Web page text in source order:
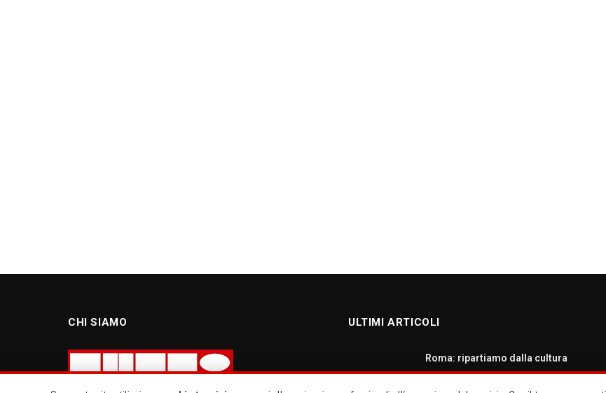
CHI SIAMO ULTIMI ARTICOLI
Roma: ripartiamo dalla cultura